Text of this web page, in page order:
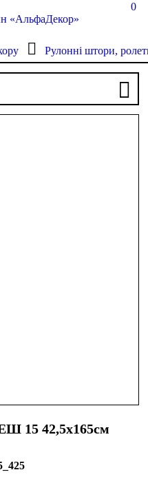
0
Рулонні штори,
15 42,5х165см